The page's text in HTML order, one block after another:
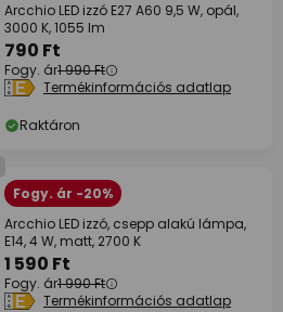
Arcchio LED izzó E27 A60 9,5 W, opál,
3000 K, 1055 lm
790 Ft
Fogy. ár1 990 Ft
Termékinformációs adatlap
Raktáron
Fogy. ár -20%
Arcchio LED izzó, csepp alakú lámpa,
E14, 4 W, matt, 2700 K
1 590 Ft
Fogy. ár1 990 Ft
Termékinformációs adatlap